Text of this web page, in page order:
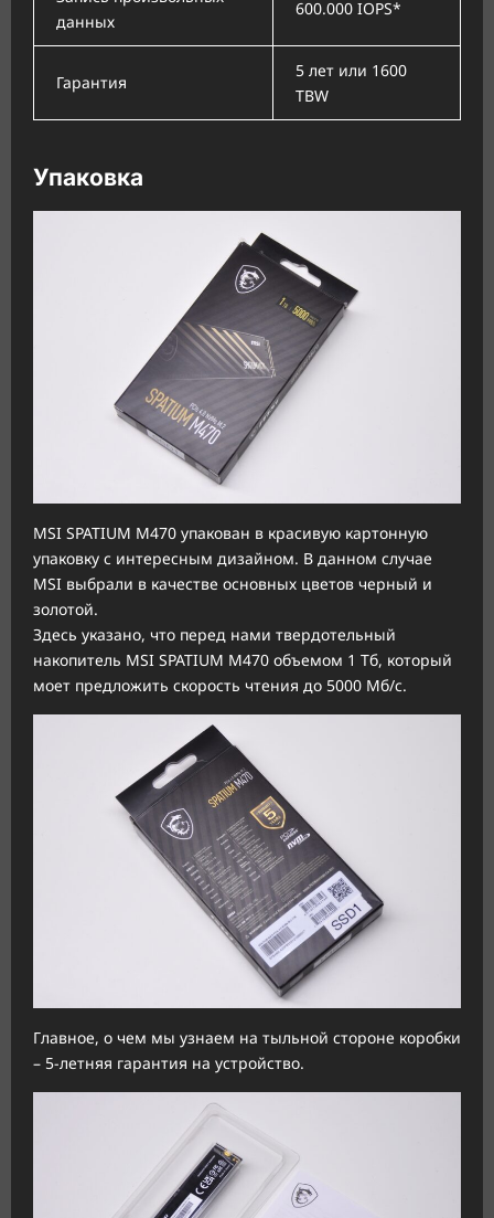
данных
600.000 IOPS*
Гарантия
5 лет или 1600
TBW
Упаковка
MSI SPATIUM M470 упакован в красивую картонную
упаковку с интересным дизайном. В данном случае
MSI выбрали в качестве основных цветов черный и
золотой.
Здесь указано, что перед нами твердотельный
накопитель MSI SPATIUM M470 объемом 1 Тб, который
моет предложить скорость чтения до 5000 Мб/с.
Главное, о чем мы узнаем на тыльной стороне коробки
– 5-летняя гарантия на устройство.